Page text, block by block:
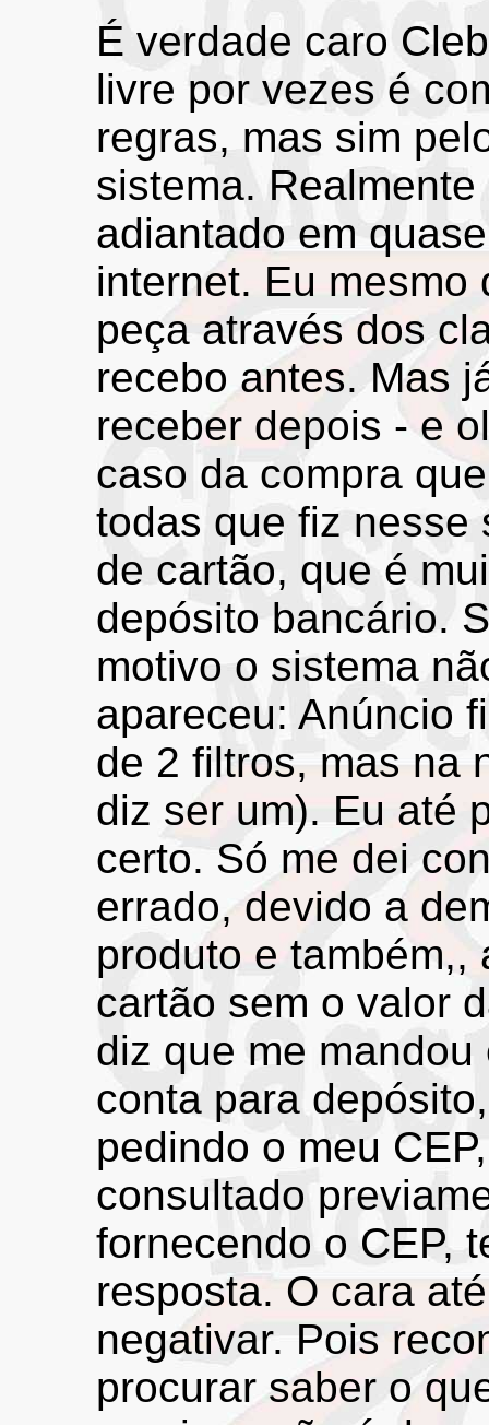
É verdade caro
livre por vezes é
regras, mas sim
sistema.
adiantado em
internet. Eu mesmo
peça através dos
recebo antes. Mas
receber depois - e
caso da compra
todas que fiz nesse
de cartão, que é
depósito bancário.
motivo o sistema
apareceu: Anúncio
de 2 filtros, mas na
diz ser um). Eu até
certo. Só me dei
errado, devido a
produto e também,,
cartão sem o valor
diz que me
conta para
pedindo o meu
consultado
fornecendo o CEP,
resposta. O cara
negativar. Pois
procurar saber o